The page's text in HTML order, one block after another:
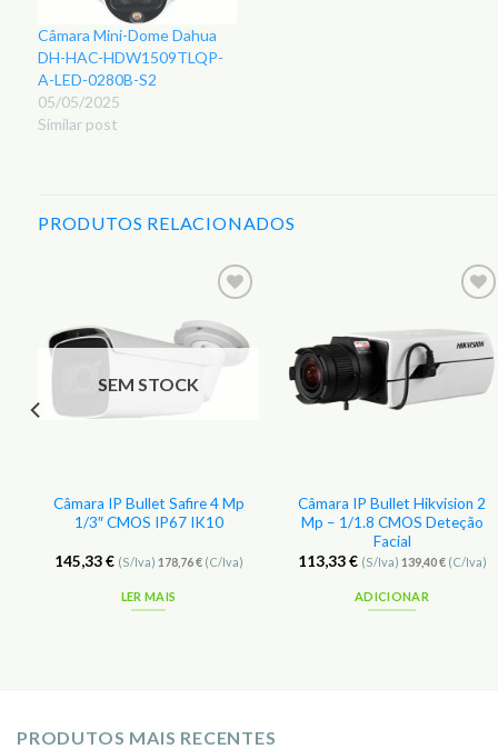
Câmara Mini-Dome Dahua
DH-HAC-HDW1509TLQP-
A-LED-0280B-S2
05/05/2025
Similar post
PRODUTOS RELACIONADOS
aos
Favoritos
SEM STOCK
Câmara IP Bullet Safire 4 Mp
1/3″ CMOS IP67 IK10
145,33€ (S/Iva) 178,76€(C/Iva)
LER MAIS
aos
Favoritos
Câmara IP Bullet Hikvision 2
Mp – 1/1.8 CMOS Deteção
Facial
113,33€ (S/Iva) 139,40€(C/Iva)
ADICIONAR
PRODUTOS MAIS RECENTES